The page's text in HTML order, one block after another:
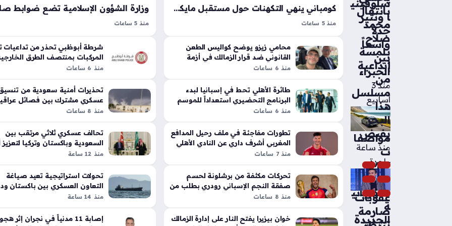
سلوفيني
ا وتثير
جدلاً
واسعاً
بين
الخبراء
منذ 3
أسابيع
مواصفا
ت
BMW
iX5
الكهربائي
ة
الجديدة
بانتقال
محمد
صلاح
بلمسة
إبداعية
من
مسلسل
هذا
البحر
يفيض
منذ ساعة
واحدة
عقوبات
صارمة
كومباني ينهي التكهنات حول مستقبل مايكل أوليسي مع بايرن ميونخ في تصريحات حاسمة
منذ 5 ساعات
الآونة الأخيرة، خاصة بعدما حسم فينسنت كومباني
بشكل قاطع كل الأنباء التي تحدثت عن رحيل الجناح
الفرنسي عن بايرن ميونخ، مؤكدًا أن…
محامي زيزو يوضح كواليس الطعن
القانوني ضد قرار الزمالك في أزمة
اللاعب الأخيرة
منذ 6 ساعات
طائرة الأهلي تحط في إسبانيا لبدء
البرنامج التحضيري استعداداً للموسم
الكروي الجديد
منذ 6 ساعات
تطورات مفاجئة في ملف رحيل المدافع
المغربي أشرف داري عن النادي الأهلي
منذ 7 ساعات
تحركات مكثفة من برشلونة لحسم
صفقة النجم الإسباني رودري بطلب من
فليك
منذ 8 ساعات
خوان بيزيرا يفتح النار على إدارة الزمالك
منذ 5 ساعات
استراتيجية لترسيخ منهج الوسطية وتجنب
الخارجية، حيث أصدر وزير الشؤون الإسلامية
عبداللطيف آل الشيخ تعليمات صارمة للدعاة
شرطة أبوظبي تحذر من تداعيات
المركبات بمنتصف الطرق
والداخلية
منذ 6 ساعات
تحذيرات أمنية سعودية من
عسكري مشترك بين فصائل
وجماعة الحوثي
منذ 8 ساعات
تحالف عسكري ثلاثي مرتقب بين
السعودية وباكستان وتركيا لتعزيز
المنطقة
منذ 12 ساعة
تحولات استراتيجية تعيد صياغة
التعاون العسكري بين باكستان
الخليج العربي
منذ 14 ساعة
إصابة 11 مدنياً في نجران إثر